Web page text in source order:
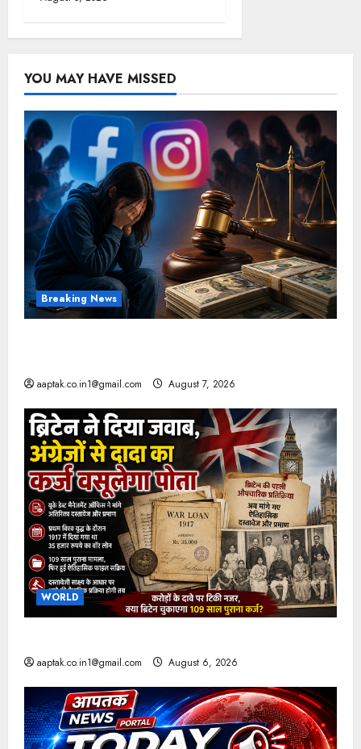
YOU MAY HAVE MISSED
Breaking News
aaptak.co.in1@gmail.com August 7, 2026
WORLD
aaptak.co.in1@gmail.com August 6, 2026